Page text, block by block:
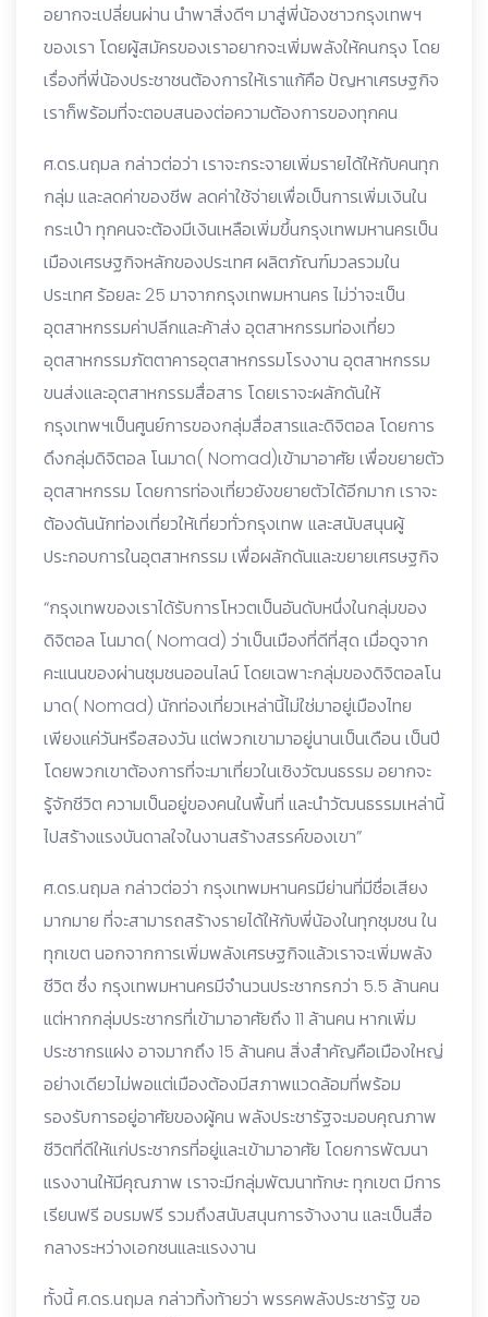
อยากจะเปลี่ยนผ่าน นำพาสิ่งดีๆ มาสู่พี่น้องชาวกรุงเทพฯ
ของเรา โดยผู้สมัครของเราอยากจะเพิ่มพลังให้คนกรุง โดย
เรื่องที่พี่น้องประชาชนต้องการให้เราแก้คือ ปัญหาเศรษฐกิจ
เราก็พร้อมที่จะตอบสนองต่อความต้องการของทุกคน
ศ.ดร.นฤมล กล่าวต่อว่า เราจะกระจายเพิ่มรายได้ให้กับคนทุก
กลุ่ม และลดค่าของชีพ ลดค่าใช้จ่ายเพื่อเป็นการเพิ่มเงินใน
กระเป๋า ทุกคนจะต้องมีเงินเหลือเพิ่มขึ้นกรุงเทพมหานครเป็น
เมืองเศรษฐกิจหลักของประเทศ ผลิตภัณฑ์มวลรวมใน
ประเทศ ร้อยละ 25 มาจากกรุงเทพมหานคร ไม่ว่าจะเป็น
อุตสาหกรรมค่าปลีกและค้าส่ง อุตสาหกรรมท่องเที่ยว
อุตสาหกรรมภัตตาคารอุตสาหกรรมโรงงาน อุตสาหกรรม
ขนส่งและอุตสาหกรรมสื่อสาร โดยเราจะผลักดันให้
กรุงเทพฯเป็นศูนย์การของกลุ่มสื่อสารและดิจิตอล โดยการ
ดึงกลุ่มดิจิตอล โนมาด( Nomad)เข้ามาอาศัย เพื่อขยายตัว
อุตสาหกรรม โดยการท่องเที่ยวยังขยายตัวได้อีกมาก เราจะ
ต้องดันนักท่องเที่ยวให้เที่ยวทั่วกรุงเทพ และสนับสนุนผู้
ประกอบการในอุตสาหกรรม เพื่อผลักดันและขยายเศรษฐกิจ
“กรุงเทพของเราได้รับการโหวตเป็นอันดับหนึ่งในกลุ่มของ
ดิจิตอล โนมาด( Nomad) ว่าเป็นเมืองที่ดีที่สุด เมื่อดูจาก
คะแนนของผ่านชุมชนออนไลน์ โดยเฉพาะกลุ่มของดิจิตอลโน
มาด( Nomad) นักท่องเที่ยวเหล่านี้ไม่ใช่มาอยู่เมืองไทย
เพียงแค่วันหรือสองวัน แต่พวกเขามาอยู่นานเป็นเดือน เป็นปี
โดยพวกเขาต้องการที่จะมาเที่ยวในเชิงวัฒนธรรม อยากจะ
รู้จักชีวิต ความเป็นอยู่ของคนในพื้นที่ และนำวัฒนธรรมเหล่านี้
ไปสร้างแรงบันดาลใจในงานสร้างสรรค์ของเขา”
ศ.ดร.นฤมล กล่าวต่อว่า กรุงเทพมหานครมีย่านที่มีชื่อเสียง
มากมาย ที่จะสามารถสร้างรายได้ให้กับพี่น้องในทุกชุมชน ใน
ทุกเขต นอกจากการเพิ่มพลังเศรษฐกิจแล้วเราจะเพิ่มพลัง
ชีวิต ซึ่ง กรุงเทพมหานครมีจำนวนประชากรกว่า 5.5 ล้านคน
แต่หากกลุ่มประชากรที่เข้ามาอาศัยถึง 11 ล้านคน หากเพิ่ม
ประชากรแฝง อาจมากถึง 15 ล้านคน สิ่งสำคัญคือเมืองใหญ่
อย่างเดียวไม่พอแต่เมืองต้องมีสภาพแวดล้อมที่พร้อม
รองรับการอยู่อาศัยของผู้คน พลังประชารัฐจะมอบคุณภาพ
ชีวิตที่ดีให้แก่ประชากรที่อยู่และเข้ามาอาศัย โดยการพัฒนา
แรงงานให้มีคุณภาพ เราจะมีกลุ่มพัฒนาทักษะ ทุกเขต มีการ
เรียนฟรี อบรมฟรี รวมถึงสนับสนุนการจ้างงาน และเป็นสื่อ
กลางระหว่างเอกชนและแรงงาน
ทั้งนี้ ศ.ดร.นฤมล กล่าวทิ้งท้ายว่า พรรคพลังประชารัฐ ขอ